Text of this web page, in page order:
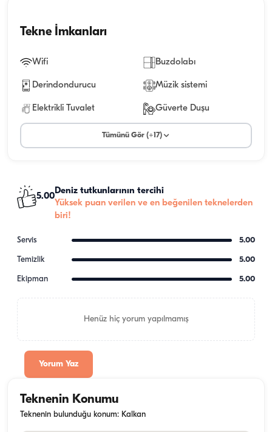
Tekne İmkanları
Wifi Buzdolabı
Derindondurucu Müzik sistemi
Elektrikli Tuvalet Güverte Duşu
Tümünü Gör (+17)
5.00
Deniz tutkunlarının tercihi
Yüksek puan verilen ve en beğenilen teknelerden
biri!
Servis 5.00
Temizlik 5.00
Ekipman 5.00
Henüz hiç yorum yapılmamış
Yorum Yaz
Teknenin Konumu
Teknenin bulunduğu konum: Kalkan